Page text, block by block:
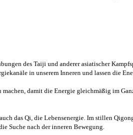
des Taiji und anderer asiatischer
in unserem Inneren und lassen die
damit die Energie gleichmäßig im
das Qi, die Lebensenergie. Im stillen
Suche nach der inneren Bewegung.